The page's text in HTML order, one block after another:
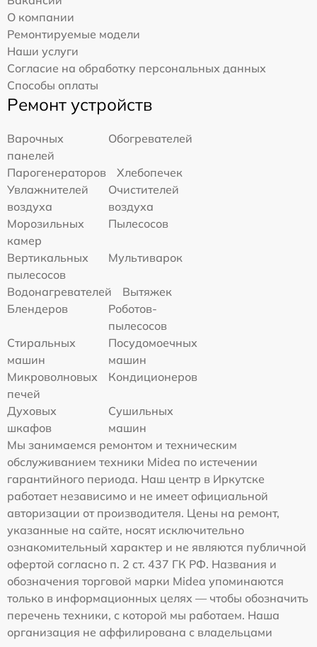
О компании
Ремонтируемые модели
Наши услуги
Согласие на обработку персональных данных
Способы оплаты
Ремонт устройств
Варочных
панелей
Обогревателей
Парогенераторов
Хлебопечек
Увлажнителей
воздуха
Очистителей
воздуха
Морозильных
камер
Пылесосов
Вертикальных
пылесосов
Мультиварок
Водонагревателей
Вытяжек
Блендеров
Роботов-
пылесосов
Стиральных
машин
Посудомоечных
машин
Микроволновых
печей
Кондиционеров
Духовых
шкафов
Сушильных
машин
Мы занимаемся ремонтом и техническим
обслуживанием техники Midea по истечении
гарантийного периода. Наш центр в Иркутске
работает независимо и не имеет официальной
авторизации от производителя. Цены на ремонт,
указанные на сайте, носят исключительно
ознакомительный характер и не являются публичной
офертой согласно п. 2 ст. 437 ГК РФ. Названия и
обозначения торговой марки Midea упоминаются
только в информационных целях — чтобы обозначить
перечень техники, с которой мы работаем. Наша
организация не аффилирована с владельцами